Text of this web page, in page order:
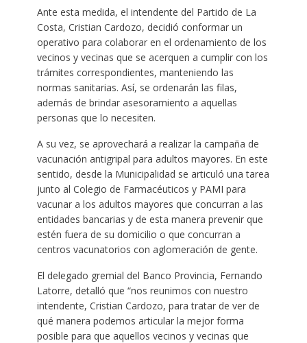
Ante esta medida, el intendente del Partido de La
Costa, Cristian Cardozo, decidió conformar un
operativo para colaborar en el ordenamiento de los
vecinos y vecinas que se acerquen a cumplir con los
trámites correspondientes, manteniendo las
normas sanitarias. Así, se ordenarán las filas,
además de brindar asesoramiento a aquellas
personas que lo necesiten.
A su vez, se aprovechará a realizar la campaña de
vacunación antigripal para adultos mayores. En este
sentido, desde la Municipalidad se articuló una tarea
junto al Colegio de Farmacéuticos y PAMI para
vacunar a los adultos mayores que concurran a las
entidades bancarias y de esta manera prevenir que
estén fuera de su domicilio o que concurran a
centros vacunatorios con aglomeración de gente.
El delegado gremial del Banco Provincia, Fernando
Latorre, detalló que “nos reunimos con nuestro
intendente, Cristian Cardozo, para tratar de ver de
qué manera podemos articular la mejor forma
posible para que aquellos vecinos y vecinas que